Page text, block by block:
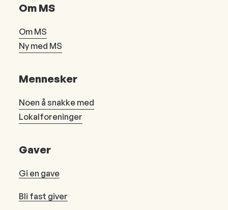
Om MS
Om MS
Ny med MS
Mennesker
Noen å snakke med
Lokalforeninger
Gaver
Gi en gave
Bli fast giver